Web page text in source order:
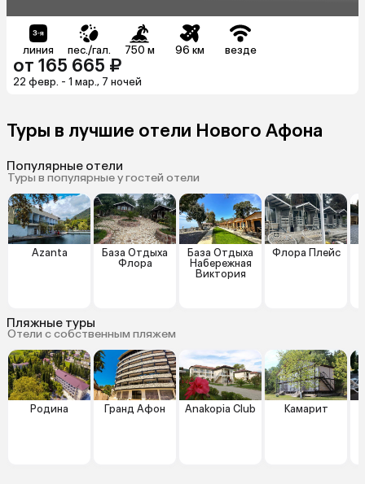
линия пес./гал. 750 м 96 км везде
от 165 665 ₽
22 февр. - 1 мар., 7 ночей
Туры в лучшие отели Нового Афона
Популярные отели
Туры в популярные у гостей отели
Azanta
База Отдыха
Флора
База Отдыха
Набережная
Виктория
Флора Плейс
Пляжные туры
Отели с собственным пляжем
Родина Гранд Афон Anakopia Club Камарит